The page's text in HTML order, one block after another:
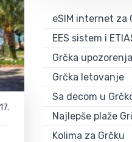
eSIM internet za
EES sistem i
Grčka upozorenja
Grčka letovanje
Sa decom u
Najlepše plaže
Kolima za Grčku